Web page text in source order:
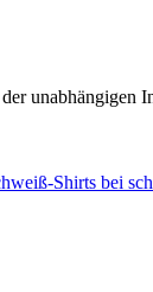
unabhängigen
Shirts bei